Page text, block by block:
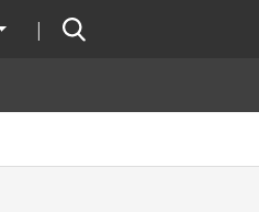
Lista adicional de acciones
Buscador